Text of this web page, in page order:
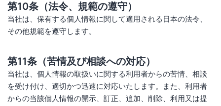
第10条（法令、規範の遵守）
当社は、保有する個人情報に関して適用される日本の法令、
その他規範を遵守します。
第11条（苦情及び相談への対応）
当社は、個人情報の取扱いに関する利用者からの苦情、相談
を受け付け、適切かつ迅速に対応いたします。また、利用者
からの当該個人情報の開示、訂正、追加、削除、利用又は提